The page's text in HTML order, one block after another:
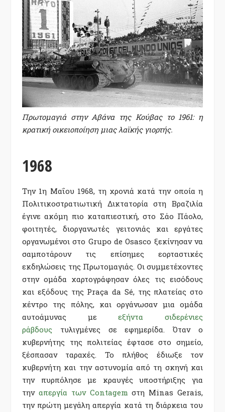
Πρωτομαγιά στην Αβάνα της Κούβας το 1961: η
κρατική οικειοποίηση μιας λαϊκής γιορτής.
1968
Την 1η Μαΐου 1968, τη χρονιά κατά την οποία η
Πολιτικοστρατιωτική Δικτατορία στη Βραζιλία
έγινε ακόμη πιο καταπιεστική, στο Σάο Πάολο,
φοιτητές, διοργανωτές γειτονιάς και εργάτες
οργανωμένοι στο Grupo de Osasco ξεκίνησαν να
σαμποτάρουν τις επίσημες εορταστικές
εκδηλώσεις της Πρωτομαγιάς. Οι συμμετέχοντες
στην ομάδα χαρτογράφησαν όλες τις εισόδους
και εξόδους της Praça da Sé, της πλατείας στο
κέντρο της πόλης, και οργάνωσαν μια ομάδα
αυτοάμυνας μεεξήντα σιδερένιες
ράβδους τυλιγμένες σε εφημερίδα. Όταν ο
κυβερνήτης της πολιτείας έφτασε στο σημείο,
ξέσπασαν ταραχές. Το πλήθος έδιωξε τον
κυβερνήτη και την αστυνομία από τη σκηνή και
την πυρπόλησε με κραυγές υποστήριξης για
την απεργία των Contagem στη Minas Gerais,
την πρώτη μεγάλη απεργία κατά τη διάρκεια του